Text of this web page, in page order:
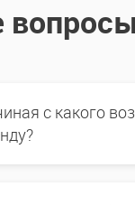
вопросы
с какого